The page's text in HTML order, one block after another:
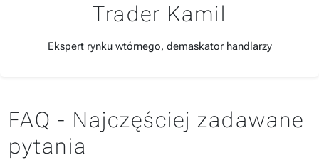
Trader Kamil
Ekspert rynku wtórnego, demaskator handlarzy
FAQ - Najczęściej zadawane
pytania